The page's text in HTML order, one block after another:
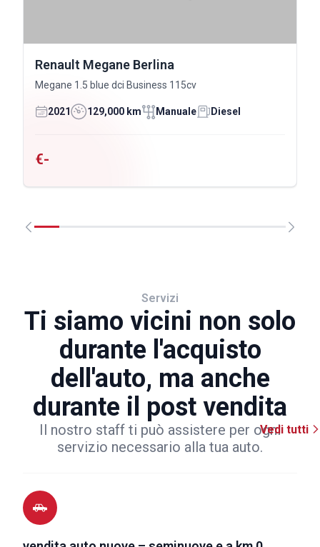
Renault Megane Berlina
Megane 1.5 blue dci Business 115cv
2021 129,000 km Manuale Diesel
€-
Servizi
Ti siamo vicini non solo
durante l'acquisto
dell'auto, ma anche
durante il post vendita
Il nostro staff ti può assistere per ogni
servizio necessario alla tua auto.
Vedi tutti